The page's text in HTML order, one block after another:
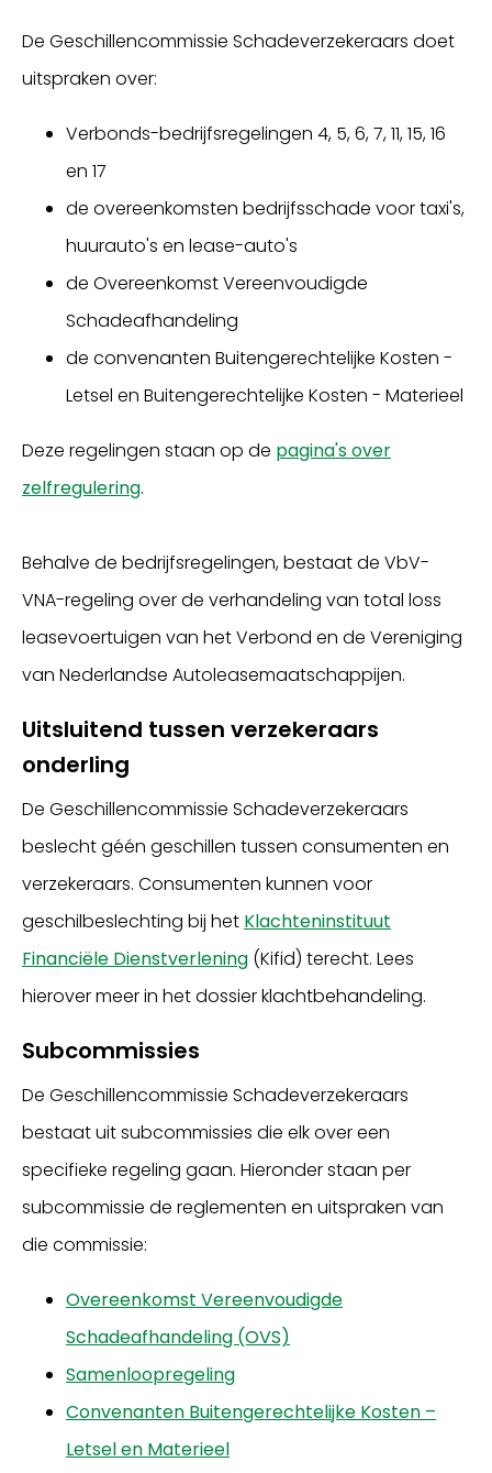
De Geschillencommissie Schadeverzekeraars doet
uitspraken over:
Verbonds-bedrijfsregelingen 4, 5, 6, 7, 11, 15, 16
en 17
de overeenkomsten bedrijfsschade voor taxi's,
huurauto's en lease-auto's
de Overeenkomst Vereenvoudigde
Schadeafhandeling
de convenanten Buitengerechtelijke Kosten -
Letsel en Buitengerechtelijke Kosten - Materieel
Deze regelingen staan op de pagina's over
zelfregulering.
Behalve de bedrijfsregelingen, bestaat de VbV-
VNA-regeling over de verhandeling van total loss
leasevoertuigen van het Verbond en de Vereniging
van Nederlandse Autoleasemaatschappijen.
Uitsluitend tussen verzekeraars
onderling
De Geschillencommissie Schadeverzekeraars
beslecht géén geschillen tussen consumenten en
verzekeraars. Consumenten kunnen voor
geschilbeslechting bij het Klachteninstituut
Financiële Dienstverlening (Kifid) terecht. Lees
hierover meer in het dossier klachtbehandeling.
Subcommissies
De Geschillencommissie Schadeverzekeraars
bestaat uit subcommissies die elk over een
specifieke regeling gaan. Hieronder staan per
subcommissie de reglementen en uitspraken van
die commissie:
Overeenkomst Vereenvoudigde
Schadeafhandeling (OVS)
Samenloopregeling
Convenanten Buitengerechtelijke Kosten –
Letsel en Materieel